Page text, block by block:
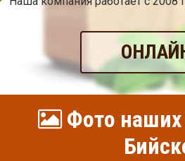
Фото наших